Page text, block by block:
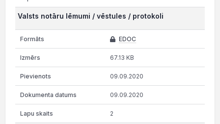
Valsts notāru lēmumi / vēstules / protokoli
EDOC
67.13 KB
09.09.2020
09.09.2020
2